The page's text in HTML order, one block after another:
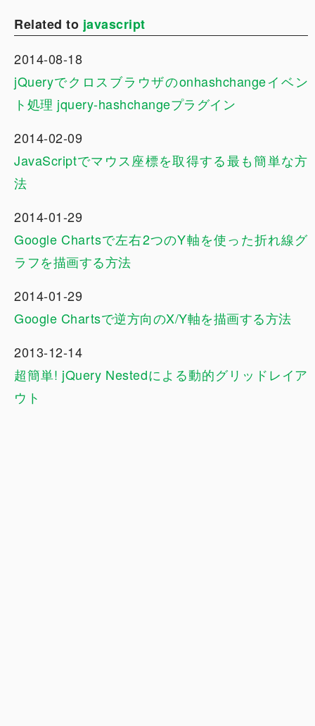
Related to javascript
2014-08-18
jQueryでクロスブラウザのonhashchangeイベン
ト処理 jquery-hashchangeプラグイン
2014-02-09
JavaScriptでマウス座標を取得する最も簡単な方
法
2014-01-29
Google Chartsで左右2つのY軸を使った折れ線グ
ラフを描画する方法
2014-01-29
Google Chartsで逆方向のX/Y軸を描画する方法
2013-12-14
超簡単! jQuery Nestedによる動的グリッドレイア
ウト